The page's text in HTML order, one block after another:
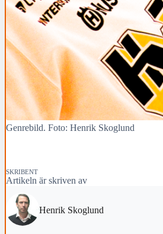
Genrebild. Foto: Henrik Skoglund
SKRIBENT
Artikeln är skriven av
Henrik Skoglund